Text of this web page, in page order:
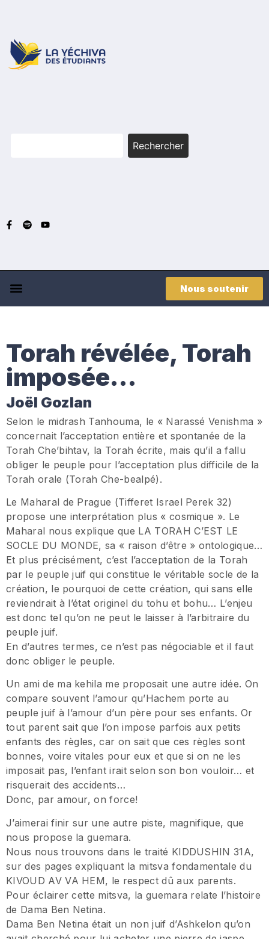
Rechercher
Nous soutenir
Torah révélée, Torah
imposée…
Joël Gozlan
Selon le midrash Tanhouma, le « Narassé Venishma »
concernait l’acceptation entière et spontanée de la
Torah Che’bihtav, la Torah écrite, mais qu’il a fallu
obliger le peuple pour l’acceptation plus difficile de la
Torah orale (Torah Che-bealpé).
Le Maharal de Prague (Tifferet Israel Perek 32)
propose une interprétation plus « cosmique ». Le
Maharal nous explique que LA TORAH C’EST LE
SOCLE DU MONDE, sa « raison d’être » ontologique…
Et plus précisément, c’est l’acceptation de la Torah
par le peuple juif qui constitue le véritable socle de la
création, le pourquoi de cette création, qui sans elle
reviendrait à l’état originel du tohu et bohu… L’enjeu
est donc tel qu’on ne peut le laisser à l’arbitraire du
peuple juif.
En d’autres termes, ce n’est pas négociable et il faut
donc obliger le peuple.
Un ami de ma kehila me proposait une autre idée. On
compare souvent l’amour qu’Hachem porte au
peuple juif à l’amour d’un père pour ses enfants. Or
tout parent sait que l’on impose parfois aux petits
enfants des règles, car on sait que ces règles sont
bonnes, voire vitales pour eux et que si on ne les
imposait pas, l’enfant irait selon son bon vouloir… et
risquerait des accidents…
Donc, par amour, on force!
J’aimerai finir sur une autre piste, magnifique, que
nous propose la guemara.
Nous nous trouvons dans le traité KIDDUSHIN 31A,
sur des pages expliquant la mitsva fondamentale du
KIVOUD AV VA HEM, le respect dû aux parents.
Pour éclairer cette mitsva, la guemara relate l’histoire
de Dama Ben Netina.
Dama Ben Netina était un non juif d’Ashkelon qu’on